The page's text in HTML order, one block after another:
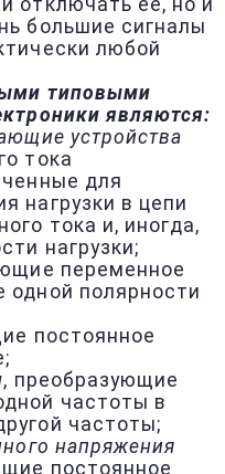
отключать ее, но и
большие сигналы
любой
типовыми
являются:
устройства
тока
для
нагрузки в цепи
тока и, иногда,
нагрузки;
переменное
одной полярности
постоянное
, преобразующие
частоты в
частоты;
напряжения
постоянное